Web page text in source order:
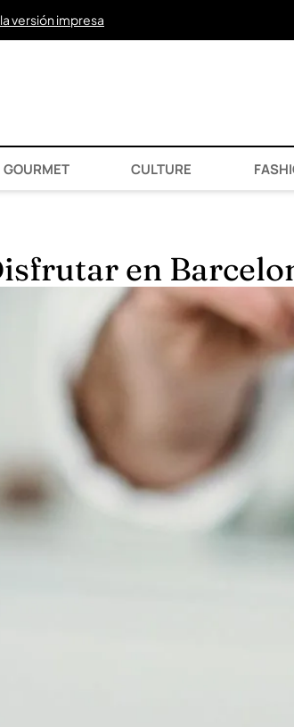
versión impresa
GOURMET CULTURE
en